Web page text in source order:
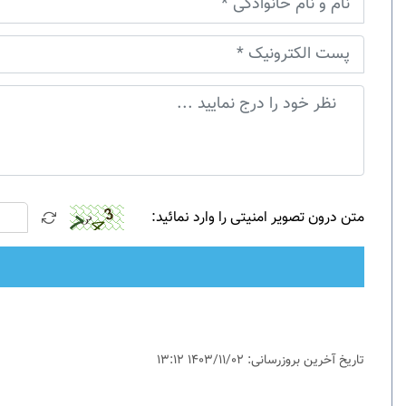
متن درون تصویر امنیتی را وارد نمائید:
تاریخ آخرین بروزرسانی: 1403/11/02 13:12